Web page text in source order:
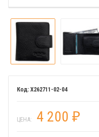
X262711-02-04
ЦЕНА: 4 200 ₽